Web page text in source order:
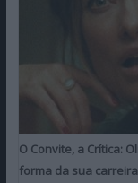
O Convite, a Crítica:
forma da sua carreira